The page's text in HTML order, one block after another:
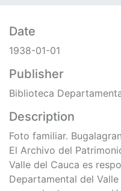
Files
0101376.JPG
Date
1938-01-01
Authors
s. n.
s. n.
s. n.